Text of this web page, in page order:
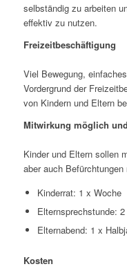
selbständig zu arbeiten
effektiv zu nutzen.
Freizeitbeschäftigung
Viel Bewegung,
Vordergrund der
von Kindern und Eltern
Mitwirkung möglich
Kinder und Eltern sollen
aber auch
Kinderrat: 1 x Woche
Elternsprechstunde:
Elternabend: 1 x
Kosten